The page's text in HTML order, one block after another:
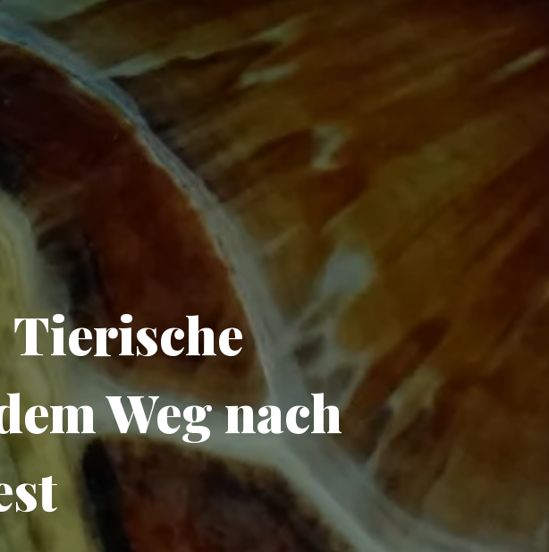
Tierische
Weg nach